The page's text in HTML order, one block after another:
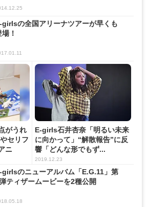
girlsの全国アリーナツアーが早くも
！
がうれ
セリフ
ニ
E-girls石井杏奈「明るい未来
に向かって」“解散報告”に反
響「どんな形でもず...
2019.12.23
girlsのニューアルバム「E.G.11」第
ティザームービーを2種公開